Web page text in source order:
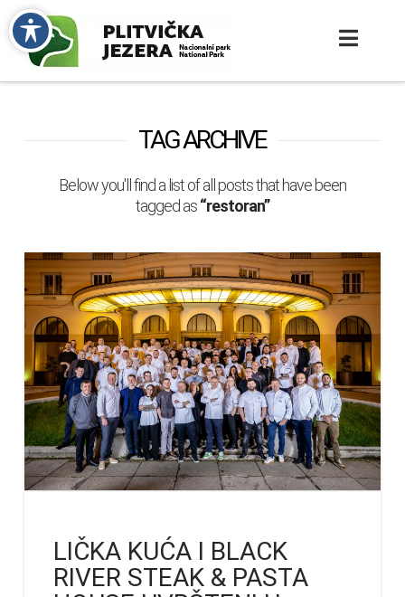
TAG ARCHIVE
Below you'll find a list of all posts that have been
tagged as“restoran”
LIČKA KUĆA I BLACK
RIVER STEAK & PASTA